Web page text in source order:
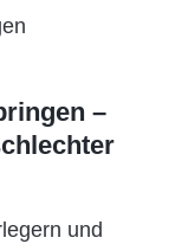
–
und